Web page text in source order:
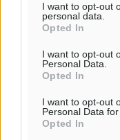
I want to opt-out
personal data.
Opted In
I want to opt-out
Personal Data.
Opted In
I want to opt-out
Personal Data
Opted In
Π.Ε. Λάρισας
Π.Ε. Σάμου
Π.Ε. Μήλου
Π.Ε.
Π.Ε. Βοιωτίας
Π.Ε. Λευκάδας